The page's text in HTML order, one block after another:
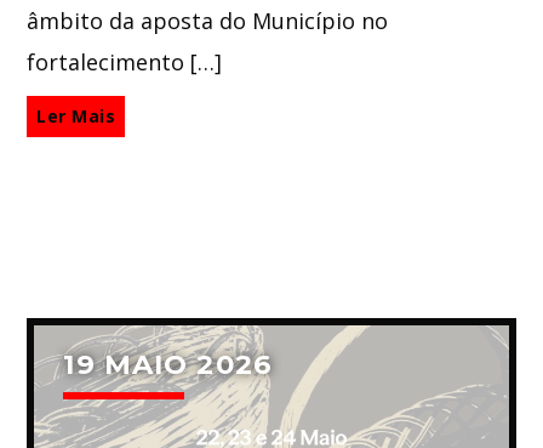
âmbito da aposta do Município no
fortalecimento […]
Ler Mais
19 MAIO 2026